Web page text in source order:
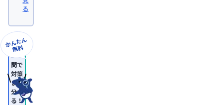
る
かんたん
無料
10
問で
対策
まで
分か
る！